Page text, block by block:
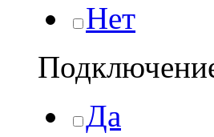
Нет
Да